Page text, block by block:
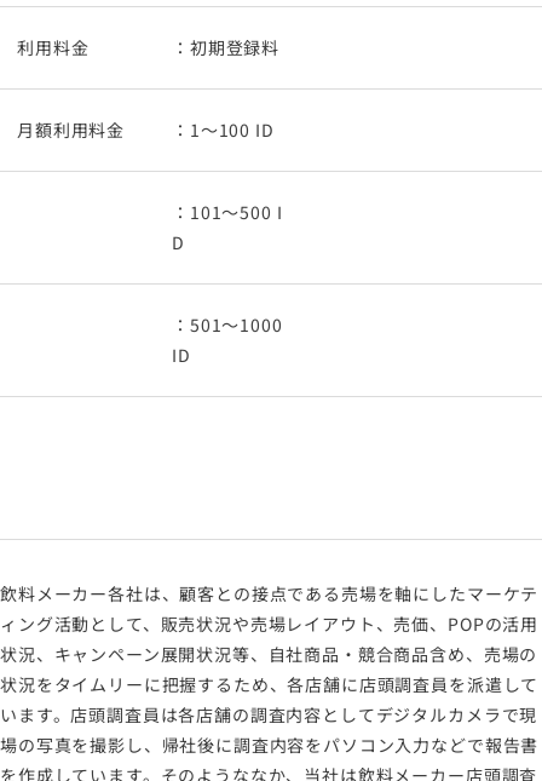
利用料金 ：初期登録料
月額利用料金 ：1～100 ID
：101～500 I
D
：501～1000
ID
飲料メーカー各社は、顧客との接点である売場を軸にしたマーケテ
ィング活動として、販売状況や売場レイアウト、売価、POPの活用
状況、キャンペーン展開状況等、自社商品・競合商品含め、売場の
状況をタイムリーに把握するため、各店舗に店頭調査員を派遣して
います。店頭調査員は各店舗の調査内容としてデジタルカメラで現
場の写真を撮影し、帰社後に調査内容をパソコン入力などで報告書
を作成しています。そのようななか、当社は飲料メーカー店頭調査